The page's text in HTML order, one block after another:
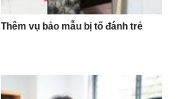
Thêm vụ bảo mẫu bị tố đánh trẻ